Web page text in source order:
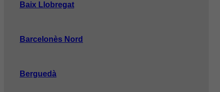
Baix Llobregat
Barcelonès Nord
Berguedà